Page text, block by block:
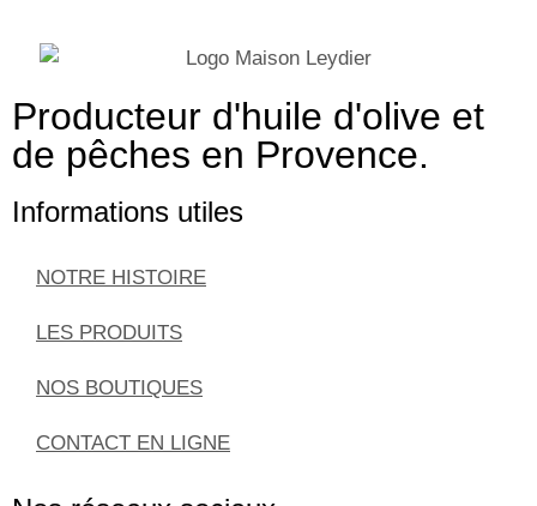
Producteur d'huile d'olive et
de pêches en Provence.
Informations utiles
NOTRE HISTOIRE
LES PRODUITS
NOS BOUTIQUES
CONTACT EN LIGNE